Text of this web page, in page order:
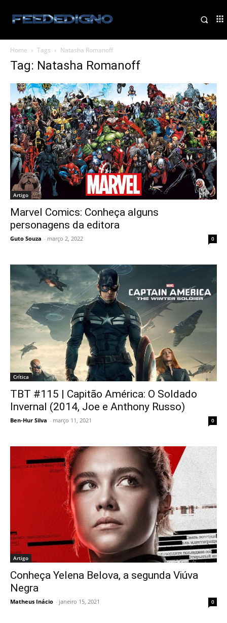
Home Tags Natasha Romanoff
Tag: Natasha Romanoff
Artigo
Marvel Comics: Conheça alguns
personagens da editora
Guto Souza - março 2, 2022 0
Crítica
TBT #115 | Capitão América: O Soldado
Invernal (2014, Joe e Anthony Russo)
Ben-Hur Silva - março 11, 2021 0
Artigo
Conheça Yelena Belova, a segunda Viúva
Negra
Matheus Inácio - janeiro 15, 2021 0